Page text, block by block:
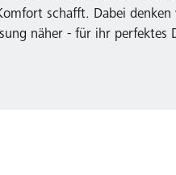
schafft. Dabei
näher - für ihr perfektes